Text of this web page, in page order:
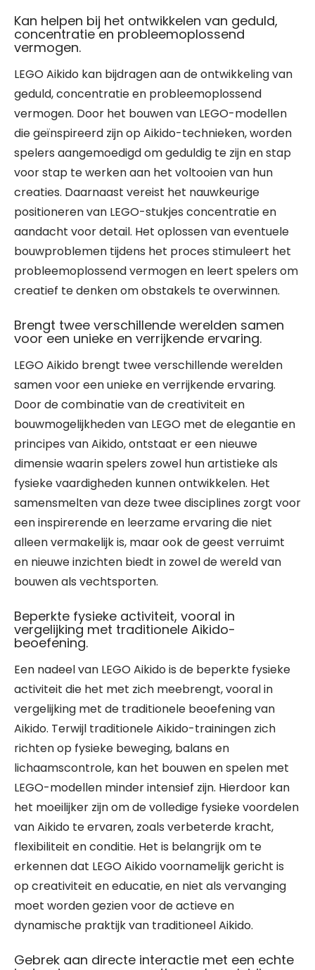
Kan helpen bij het ontwikkelen van geduld,
concentratie en probleemoplossend
vermogen.
LEGO Aikido kan bijdragen aan de ontwikkeling van
geduld, concentratie en probleemoplossend
vermogen. Door het bouwen van LEGO-modellen
die geïnspireerd zijn op Aikido-technieken, worden
spelers aangemoedigd om geduldig te zijn en stap
voor stap te werken aan het voltooien van hun
creaties. Daarnaast vereist het nauwkeurige
positioneren van LEGO-stukjes concentratie en
aandacht voor detail. Het oplossen van eventuele
bouwproblemen tijdens het proces stimuleert het
probleemoplossend vermogen en leert spelers om
creatief te denken om obstakels te overwinnen.
Brengt twee verschillende werelden samen
voor een unieke en verrijkende ervaring.
LEGO Aikido brengt twee verschillende werelden
samen voor een unieke en verrijkende ervaring.
Door de combinatie van de creativiteit en
bouwmogelijkheden van LEGO met de elegantie en
principes van Aikido, ontstaat er een nieuwe
dimensie waarin spelers zowel hun artistieke als
fysieke vaardigheden kunnen ontwikkelen. Het
samensmelten van deze twee disciplines zorgt voor
een inspirerende en leerzame ervaring die niet
alleen vermakelijk is, maar ook de geest verruimt
en nieuwe inzichten biedt in zowel de wereld van
bouwen als vechtsporten.
Beperkte fysieke activiteit, vooral in
vergelijking met traditionele Aikido-
beoefening.
Een nadeel van LEGO Aikido is de beperkte fysieke
activiteit die het met zich meebrengt, vooral in
vergelijking met de traditionele beoefening van
Aikido. Terwijl traditionele Aikido-trainingen zich
richten op fysieke beweging, balans en
lichaamscontrole, kan het bouwen en spelen met
LEGO-modellen minder intensief zijn. Hierdoor kan
het moeilijker zijn om de volledige fysieke voordelen
van Aikido te ervaren, zoals verbeterde kracht,
flexibiliteit en conditie. Het is belangrijk om te
erkennen dat LEGO Aikido voornamelijk gericht is
op creativiteit en educatie, en niet als vervanging
moet worden gezien voor de actieve en
dynamische praktijk van traditioneel Aikido.
Gebrek aan directe interactie met een echte